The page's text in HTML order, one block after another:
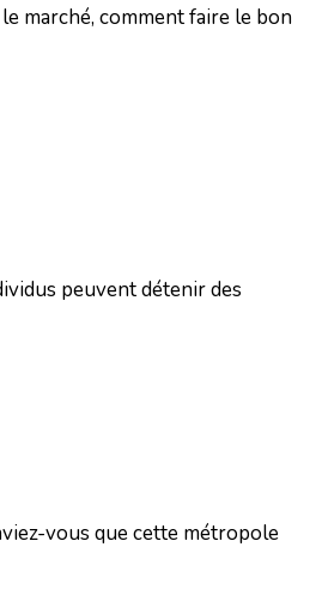
marché, comment faire le bon
peuvent détenir des
vous que cette métropole